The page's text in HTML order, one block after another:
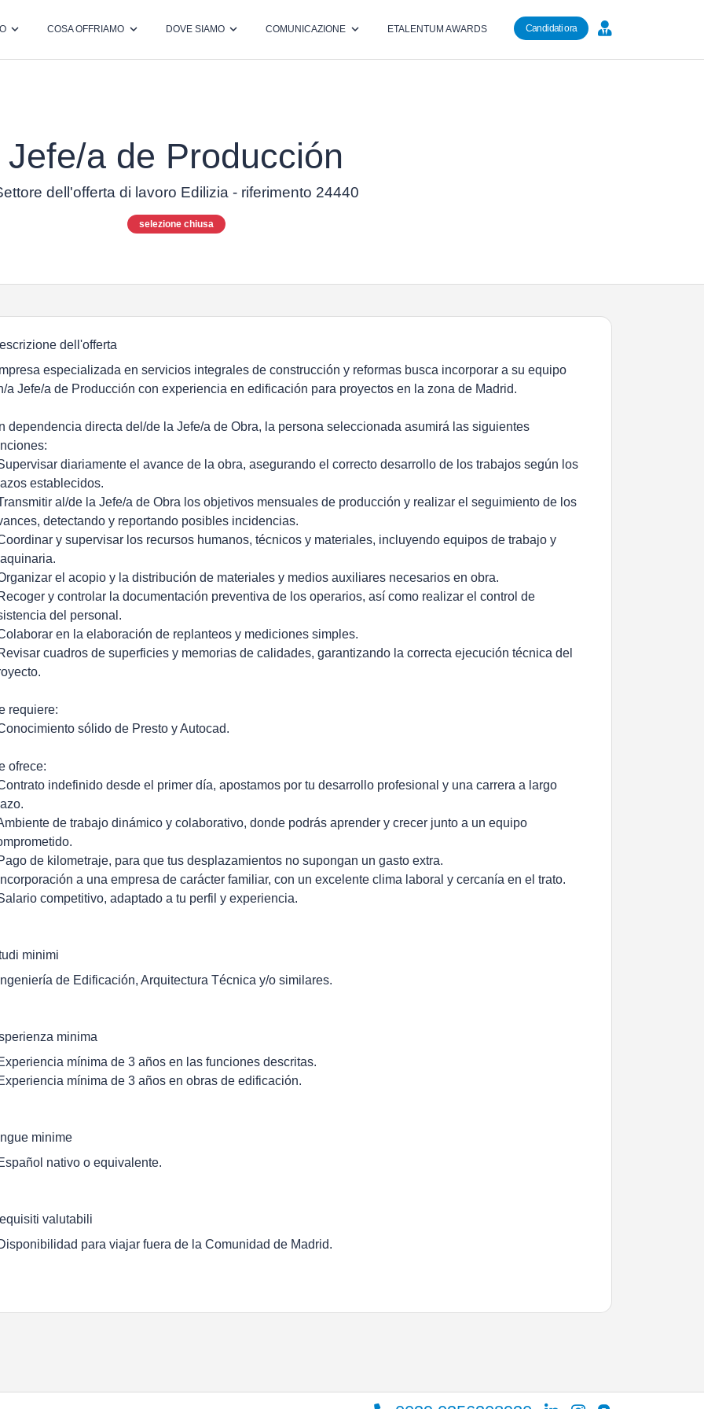
COSA OFFRIAMO DOVE SIAMO COMUNICAZIONE ETALENTUM AWARDS Candidati ora
Jefe/a de Producción
dell'offerta di lavoro Edilizia - riferimento 24440
selezione chiusa
dell'offerta
especializada en servicios integrales de construcción y reformas busca incorporar a su equipo
a Jefe/a de Producción con experiencia en edificación para proyectos en la zona de Madrid.
dependencia directa del/de la Jefe/a de Obra, la persona seleccionada asumirá las siguientes
diariamente el avance de la obra, asegurando el correcto desarrollo de los trabajos según los
establecidos.
al/de la Jefe/a de Obra los objetivos mensuales de producción y realizar el seguimiento de los
detectando y reportando posibles incidencias.
y supervisar los recursos humanos, técnicos y materiales, incluyendo equipos de trabajo y
el acopio y la distribución de materiales y medios auxiliares necesarios en obra.
y controlar la documentación preventiva de los operarios, así como realizar el control de
del personal.
en la elaboración de replanteos y mediciones simples.
cuadros de superficies y memorias de calidades, garantizando la correcta ejecución técnica del
requiere:
sólido de Presto y Autocad.
ofrece:
indefinido desde el primer día, apostamos por tu desarrollo profesional y una carrera a largo
de trabajo dinámico y colaborativo, donde podrás aprender y crecer junto a un equipo
de kilometraje, para que tus desplazamientos no supongan un gasto extra.
a una empresa de carácter familiar, con un excelente clima laboral y cercanía en el trato.
competitivo, adaptado a tu perfil y experiencia.
minimi
de Edificación, Arquitectura Técnica y/o similares.
minima
mínima de 3 años en las funciones descritas.
mínima de 3 años en obras de edificación.
minime
nativo o equivalente.
valutabili
para viajar fuera de la Comunidad de Madrid.